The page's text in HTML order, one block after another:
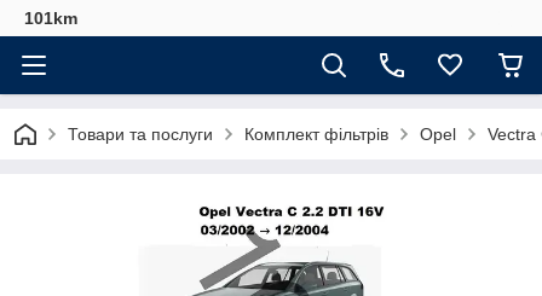
101km
Товари та послуги Комплект фільтрів Opel Vectra